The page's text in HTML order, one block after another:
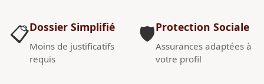
📋Dossier Simplifié
Moins de justificatifs
requis
🛡️Protection Sociale
Assurances adaptées à
votre profil